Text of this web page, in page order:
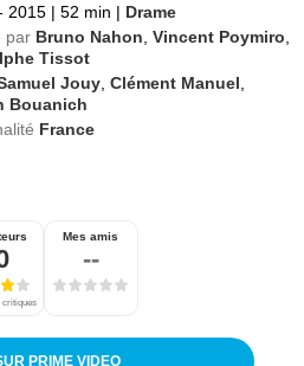
2015 | 52 min | Drame
par Bruno Nahon ,Vincent Poymiro
Tissot
Jouy ,Clément Manuel
Bouanich
France
critiques
Mes amis
--
PRIME VIDEO